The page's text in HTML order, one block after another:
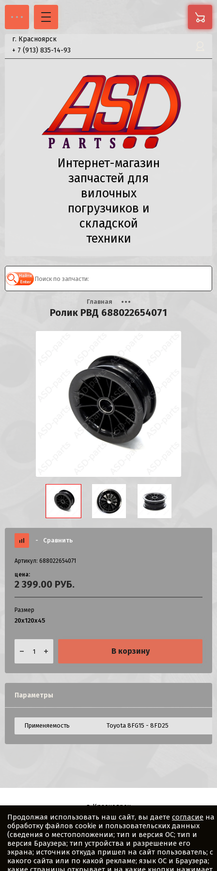
г. Красноярск
+ 7 (913) 835-14-93
Интернет-магазин
запчастей для
вилочных
погрузчиков и
складской
техники
Главная
Ролик РВД 688022654071
- Сравнить
Артикул: 688022654071
цена:
2 399.00 РУБ.
Размер
20х120х45
В корзину
Параметры
Применяемость Toyota 8FG15 - 8FD25
г. Красноярск
Copyright © 2026 ASD-parts
Продолжая использовать наш сайт, вы даете согласие на
обработку файлов cookie и пользовательских данных
(сведения о местоположении; тип и версия ОС; тип и
версия Браузера; тип устройства и разрешение его
экрана; источник откуда пришел на сайт пользователь; с
какого сайта или по какой рекламе; язык ОС и Браузера;